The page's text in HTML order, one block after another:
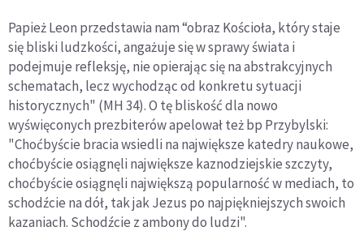
Papież Leon przedstawia nam “obraz Kościoła, który staje
się bliski ludzkości, angażuje się w sprawy świata i
podejmuje refleksję, nie opierając się na abstrakcyjnych
schematach, lecz wychodząc od konkretu sytuacji
historycznych" (MH 34). O tę bliskość dla nowo
wyświęconych prezbiterów apelował też bp Przybylski:
"Choćbyście bracia wsiedli na największe katedry naukowe,
choćbyście osiągnęli największe kaznodziejskie szczyty,
choćbyście osiągnęli największą popularność w mediach, to
schodźcie na dół, tak jak Jezus po najpiękniejszych swoich
kazaniach. Schodźcie z ambony do ludzi".